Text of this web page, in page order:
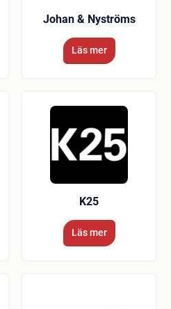
Johan & Nyströms
Läs mer
K25
Läs mer